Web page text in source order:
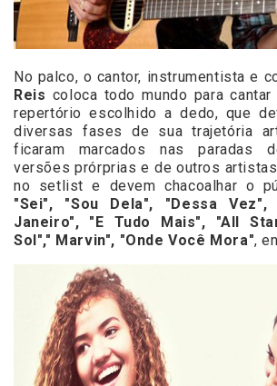
No palco, o cantor, instrumentista e
Reis coloca todo mundo para
repertório escolhido a dedo, que
diversas fases de sua trajetória
ficaram marcados nas paradas
versões prórprias e de outros
no setlist e devem chacoalhar o
"Sei", "Sou Dela", "Dessa
Janeiro", "E Tudo Mais", "All
Sol"," Marvin", "Onde Você Mora",